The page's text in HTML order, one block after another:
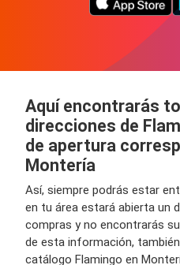
Aquí encontrarás
direcciones de
de apertura
Montería
Así, siempre podrás estar
en tu área estará abierta un
compras y no encontrarás
de esta información,
catálogo Flamingo en